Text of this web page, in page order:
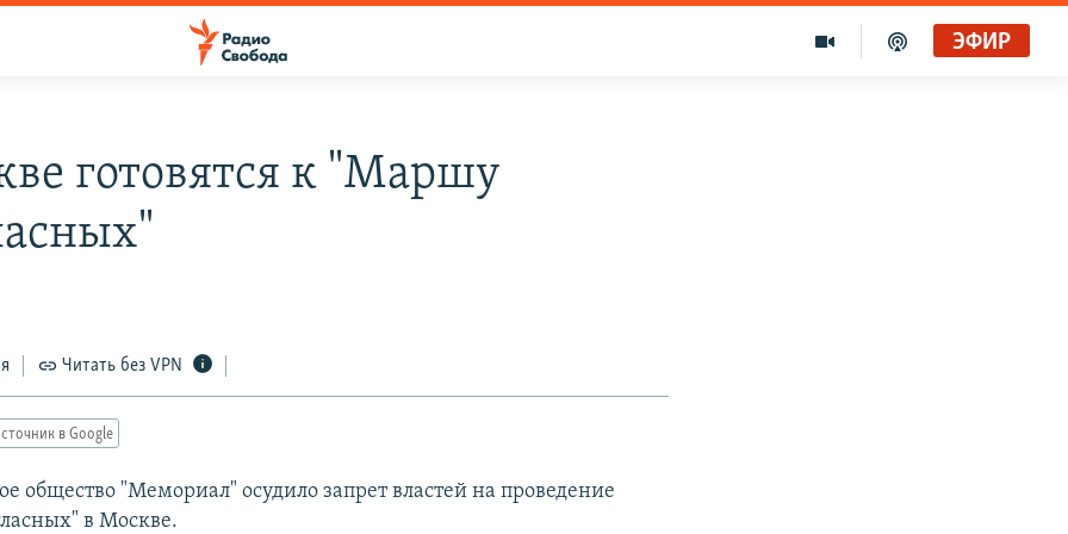
ЭФИР
готовятся к "Маршу
Читать без VPN
в Google
общество "Мемориал" осудило запрет властей на проведение
в Москве.